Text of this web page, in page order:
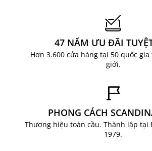
47 NĂM ƯU ĐÃI
Hơn 3.600 cửa hàng tại 50 quốc
giới.
PHONG CÁCH
Thương hiệu toàn cầu. Thành lập tại
1979.